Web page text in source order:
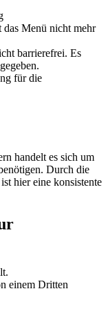
das Menü nicht mehr
barrierefrei. Es
für die
handelt es sich um
Durch die
hier eine konsistente
einem Dritten